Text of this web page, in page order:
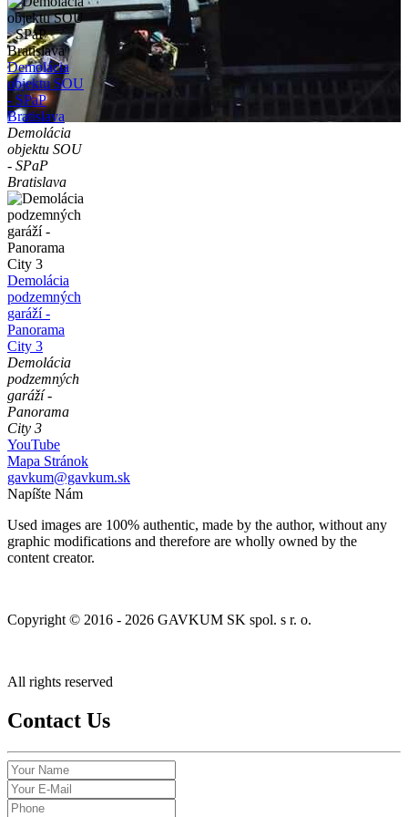
Demolácia
objektu SOU
- SPaP
Bratislava
Demolácia
objektu SOU
- SPaP
Bratislava
Demolácia
podzemných
garáží -
Panorama
City 3
Demolácia
podzemných
garáží -
Panorama
City 3
YouTube
Mapa Stránok
gavkum@gavkum.sk
Napíšte Nám
Used images are 100% authentic, made by the author, without any
graphic modifications and therefore are wholly owned by the
content creator.
Copyright © 2016 - 2026 GAVKUM SK spol. s r. o.
All rights reserved
Contact Us